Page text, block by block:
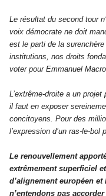
Le résultat du second tour
voix démocrate ne doit
est le parti de la
institutions, nos droits
voter pour Emmanuel
L’extrême-droite a un
il faut en exposer
concitoyens. Pour des
l’expression d’un ras-le-
Le renouvellement
extrêmement superficiel
d’alignement européen
n’entendons pas